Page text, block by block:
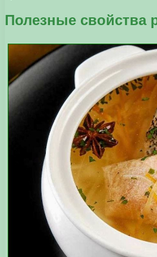
Полезные свойства